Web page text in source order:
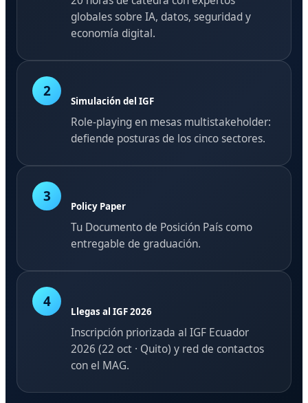
globales sobre IA, datos, seguridad y
economía digital.
2
Simulación del IGF
Role-playing en mesas multistakeholder:
defiende posturas de los cinco sectores.
3
Policy Paper
Tu Documento de Posición País como
entregable de graduación.
4
Llegas al IGF 2026
Inscripción priorizada al IGF Ecuador
2026 (22 oct · Quito) y red de contactos
con el MAG.